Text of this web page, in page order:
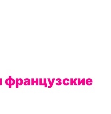
французские